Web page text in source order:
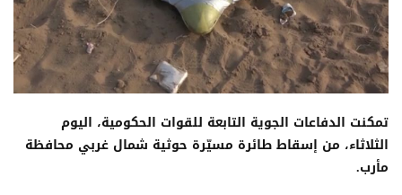
تمكنت الدفاعات الجوية التابعة للقوات الحكومية، اليوم
الثلاثاء، من إسقاط طائرة مسيّرة حوثية شمال غربي محافظة
مأرب.